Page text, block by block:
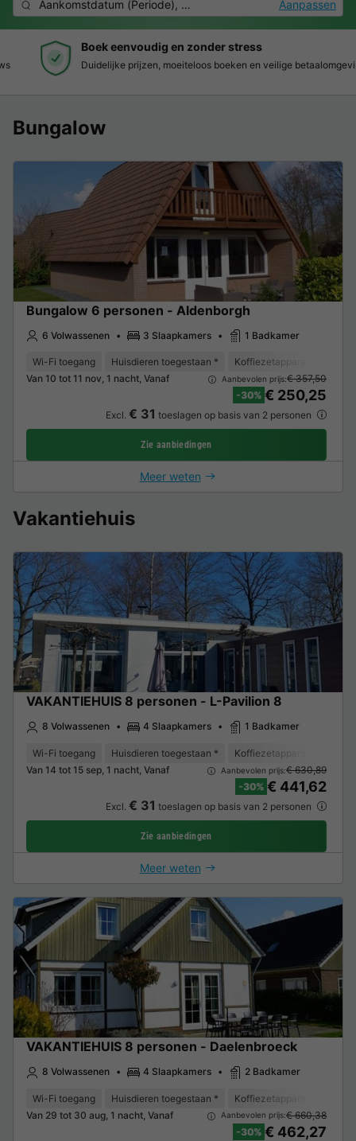
Aankomstdatum (Periode), 2 personen, 0 huisdierAanpassen
Boek eenvoudig en zonder stress
Duidelijke prijzen, moeiteloos boeken en veilige betaalomgeving
Bungalow
Bungalow 6 personen - Aldenborgh
6 Volwassenen 3 Slaapkamers 1 Badkamer
Wi-Fi toegang Huisdieren toegestaan * Koffiezetapparaat
Van 10 tot 11 nov, 1 nacht, Vanaf
Aanbevolen prijs:€ 357,50
-30% € 250,25
Excl. € 31 toeslagen op basis van 2 personen
Zie aanbiedingen
Meer weten
Vakantiehuis
VAKANTIEHUIS 8 personen - L-Pavilion 8
8 Volwassenen 4 Slaapkamers 1 Badkamer
Wi-Fi toegang Huisdieren toegestaan * Koffiezetapparaat
Van 14 tot 15 sep, 1 nacht, Vanaf
Aanbevolen prijs:€ 630,89
-30% € 441,62
Excl. € 31 toeslagen op basis van 2 personen
Zie aanbiedingen
Meer weten
VAKANTIEHUIS 8 personen - Daelenbroeck
8 Volwassenen 4 Slaapkamers 2 Badkamer
Wi-Fi toegang Huisdieren toegestaan * Koffiezetapparaat
Van 29 tot 30 aug, 1 nacht, Vanaf
Aanbevolen prijs:€ 660,38
-30% € 462,27